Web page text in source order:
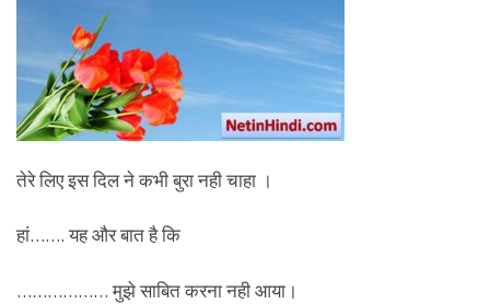
तेरे लिए इस दिल ने कभी बुरा नही चाहा ।
हां……. यह और बात है कि
……………… मुझे साबित करना नही आया।